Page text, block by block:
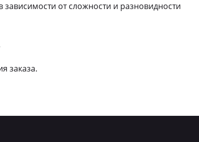
от сложности и разновидности
заказа.